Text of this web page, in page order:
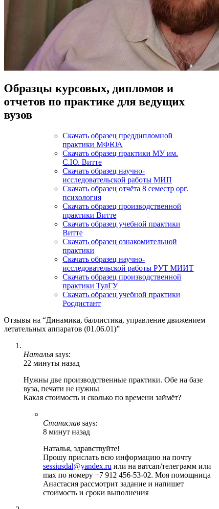
Образцы курсовых, дипломов и
отчетов по практике для ведущих
вузов
Скачать образец преддипломной
практики МФЮА
Скачать образец практики МУ им.
С.Ю. Витте
Скачать образец научно-
исследовательской работы МИП
Скачать образец отчёта 8 семестр орг.
психология
Скачать образец производственной
практики Витте
Скачать образец учебной практики
Витте
Скачать образец ознакомительной
практики
Скачать образец научно-
исследовательской работы РУТ МИИТ
Скачать образец производственной
практики ТулГУ
Скачать образец учебной практики
Росдистант
Отзывы на “Динамика, баллистика, управление движением
летательных аппаратов (01.06.01)”
Наталья says:
22 минуты назад
Нужны две производственные практики. Обе на базе
вуза, печати не нужны
Какая стоимость и сколько по времени займёт?
Станислав says:
8 минут назад
Наталья, здравствуйте!
Прошу прислать всю информацию на почту
sessiusdal@yandex.ru или на ватсап/телеграмм или
max по номеру +7 912 456-53-02. Моя помощница
Анастасия рассмотрит задание и напишет
стоимость и сроки выполнения